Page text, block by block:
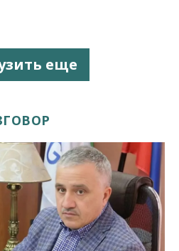
еще